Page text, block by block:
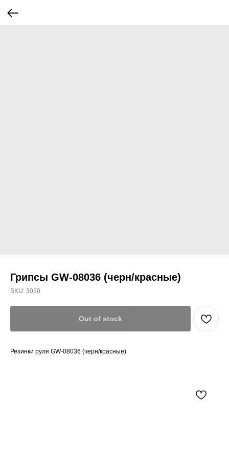
Грипсы GW-08036 (черн/красные)
SKU: 3050
Out of stock
Резинки руля GW-08036 (черн/красные)